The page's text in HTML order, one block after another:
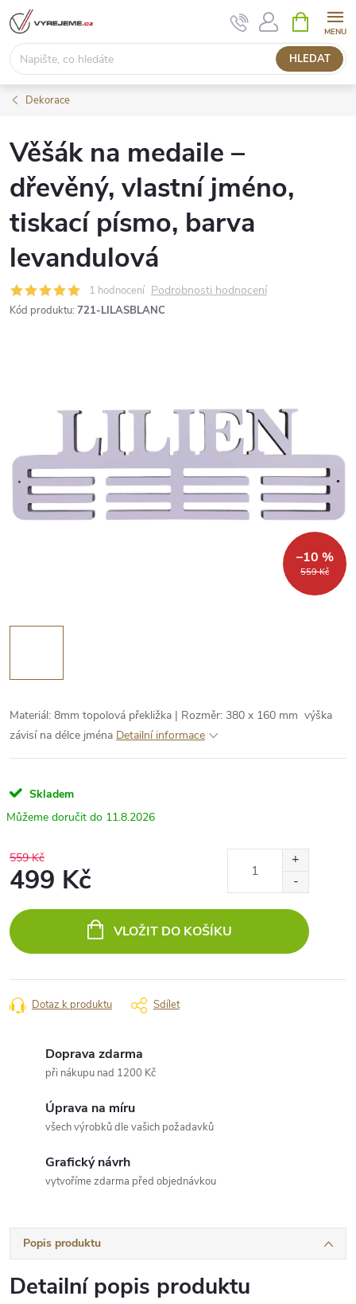
Přejít
na
obsah
HLEDAT
NÁKUPNÍ
KOŠÍK
Dekorace
Věšák na medaile –
dřevěný, vlastní jméno,
tiskací písmo, barva
levandulová
1 hodnocení Podrobnosti hodnocení
Kód produktu: 721-LILASBLANC
559 Kč
–10 %
Materiál: 8mm topolová překližka | Rozměr: 380 x 160 mm výška
závisí na délce jména Detailní informace
Skladem
11.8.2026
559 Kč
499 Kč
cena:
VLOŽIT DO KOŠÍKU
Dotaz k produktu Sdílet
Doprava zdarma
při nákupu nad 1200 Kč
Úprava na míru
všech výrobků dle vašich požadavků
Grafický návrh
vytvoříme zdarma před objednávkou
Popis produktu
Detailní popis produktu